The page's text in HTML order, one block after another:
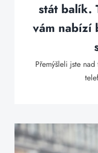
stát balík.
vám nabízí
Přemýšleli jste